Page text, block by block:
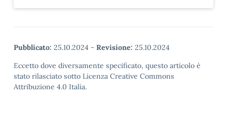
Pubblicato: 25.10.2024 - Revisione: 25.10.2024
Eccetto dove diversamente specificato, questo articolo è
stato rilasciato sotto Licenza Creative Commons
Attribuzione 4.0 Italia.